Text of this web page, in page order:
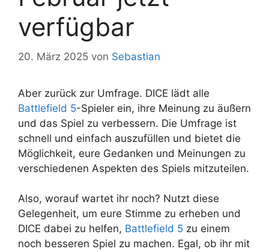
verfügbar
20. März 2025 von Sebastian
Aber zurück zur Umfrage. DICE lädt alle
Battlefield 5-Spieler ein, ihre Meinung zu äußern
und das Spiel zu verbessern. Die Umfrage ist
schnell und einfach auszufüllen und bietet die
Möglichkeit, eure Gedanken und Meinungen zu
verschiedenen Aspekten des Spiels mitzuteilen.
Also, worauf wartet ihr noch? Nutzt diese
Gelegenheit, um eure Stimme zu erheben und
DICE dabei zu helfen, Battlefield 5 zu einem
noch besseren Spiel zu machen. Egal, ob ihr mit